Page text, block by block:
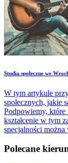
Studia społeczne we
W tym artykule
społecznych, jakie
Podpowiemy, które
kształcenie w tym
specjalności
Polecane